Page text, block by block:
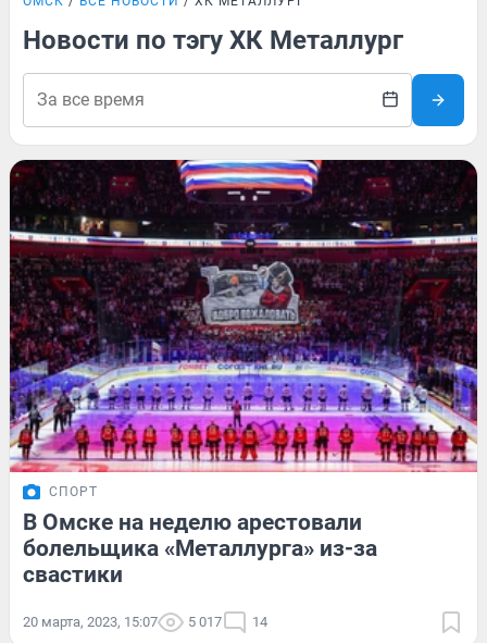
Новости по тэгу ХК Металлург
СПОРТ
В Омске на неделю арестовали
болельщика «Металлурга» из-за
свастики
20 марта, 2023, 15:07 5 017 14